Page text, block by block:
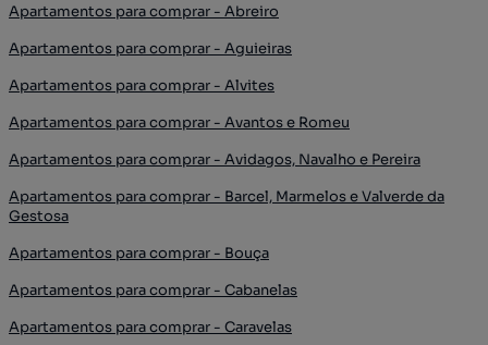
Apartamentos para comprar - Abreiro
Apartamentos para comprar - Aguieiras
Apartamentos para comprar - Alvites
Apartamentos para comprar - Avantos e Romeu
Apartamentos para comprar - Avidagos, Navalho e Pereira
Apartamentos para comprar - Barcel, Marmelos e Valverde da
Gestosa
Apartamentos para comprar - Bouça
Apartamentos para comprar - Cabanelas
Apartamentos para comprar - Caravelas